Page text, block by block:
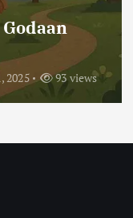
2025 93 views